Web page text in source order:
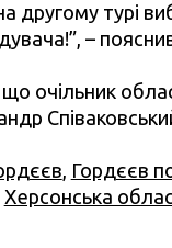
другому турі
–
очільник
, Гордєєв
Херсонська